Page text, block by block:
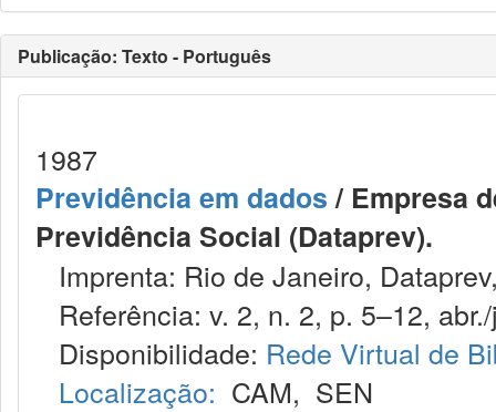
Publicação: Texto - Português
1987
Previdência em dados/ Empresa
Previdência Social (Dataprev).
Imprenta: Rio de Janeiro,
Referência: v. 2, n. 2, p. 5–12,
Disponibilidade: Rede Virtual de
Localização: CAM, SEN